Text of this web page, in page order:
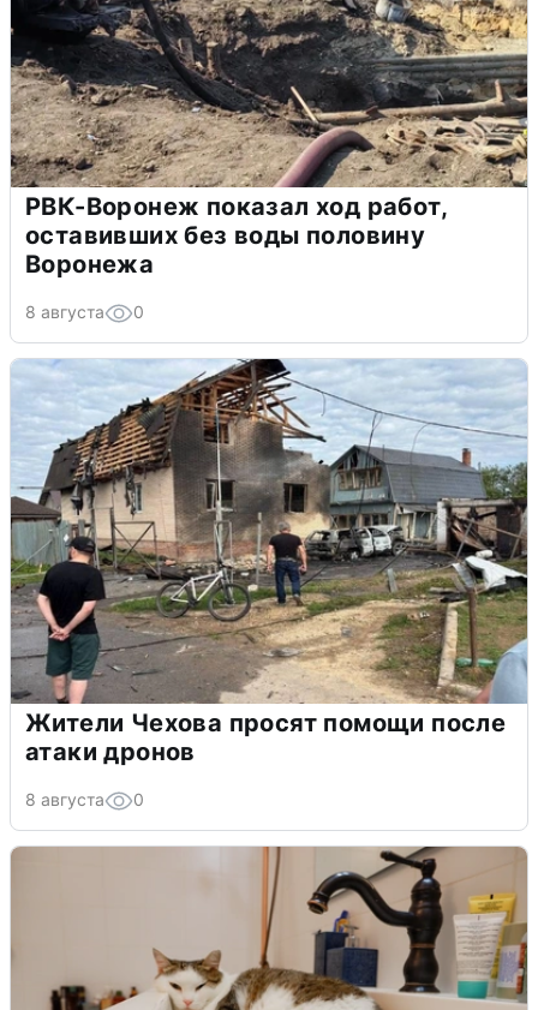
РВК-Воронеж показал ход работ,
оставивших без воды половину
Воронежа
8 августа 0
Жители Чехова просят помощи после
атаки дронов
8 августа 0